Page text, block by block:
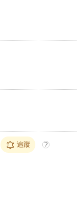
追蹤 ?